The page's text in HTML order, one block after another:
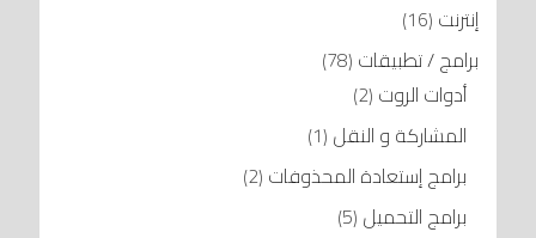
إنترنت (16)
برامج / تطبيقات (78)
أدوات الروت (2)
المشاركة و النقل (1)
برامج إستعادة المحذوفات (2)
برامج التحميل (5)